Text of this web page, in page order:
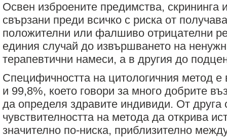
Освен изброените предимства, скрининга
свързани преди всичко с риска от
положителни или фалшиво отрицателни
единия случай до извършването на
терапевтични намеси, а в другия до
Специфичността на цитологичния метод
и 99,8%, което говори за много добрите
да определя здравите индивиди. От друга
чувствителността на метода да открива
значително по-ниска, приблизително